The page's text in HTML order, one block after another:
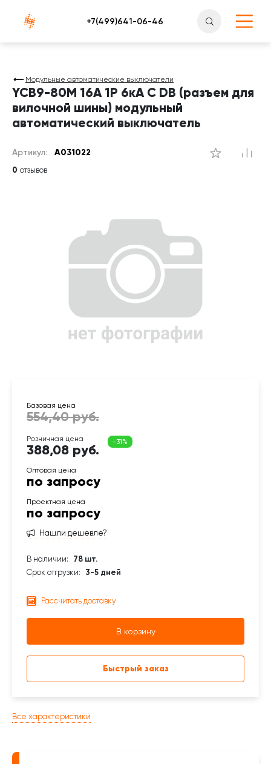
Атлантснаб
Модульные автоматические выключатели
YCB9-80M 16А 1P 6кА C DB (разъем для
вилочной шины) модульный
автоматический выключатель
Артикул: A031022
Все характеристики
388,08 руб.
по запросу
по запросу
Нашли дешевле?
В наличии:
78 шт.
Срок отгрузки:
3-5 дней
Рассчитать доставку
В корзину
Быстрый заказ